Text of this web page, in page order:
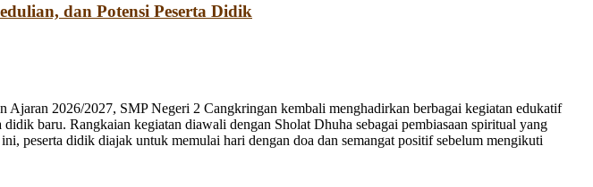
dan Potensi Peserta Didik
2026/2027, SMP Negeri 2 Cangkringan kembali menghadirkan berbagai kegiatan edukatif
baru. Rangkaian kegiatan diawali dengan Sholat Dhuha sebagai pembiasaan spiritual yang
peserta didik diajak untuk memulai hari dengan doa dan semangat positif sebelum mengikuti